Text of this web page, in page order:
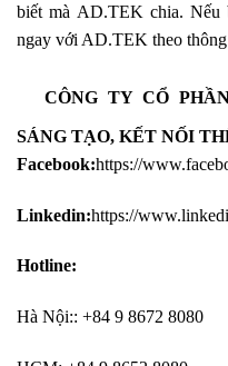
biết mà AD.TEK chia. Nếu
ngay với AD.TEK theo
CÔNG TY CỔ
SÁNG TẠO, KẾT NỐI
Facebook:https://
Linkedin:https://
Hotline:
Hà Nội:: +84 9 8672 8080